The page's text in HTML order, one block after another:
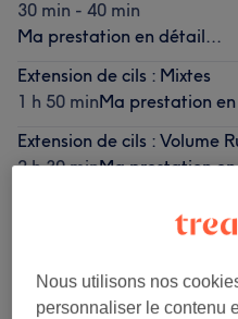
30 min - 40 min
Ma prestation en détail...
Extension de cils : Mixtes
1 h 50 minMa prestation
Extension de cils : Volume
2 h 30 minMa prestation
Voir 2 plus de
Ce n'est pas ce que vous
Recherchez dans
Nous utilisons nos
personnaliser le contenu